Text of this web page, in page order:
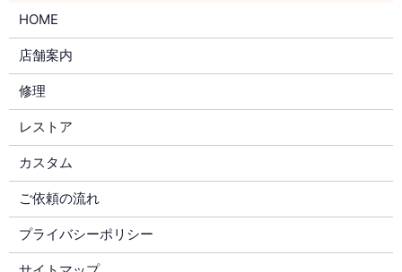
HOME
店舗案内
修理
レストア
カスタム
ご依頼の流れ
プライバシーポリシー